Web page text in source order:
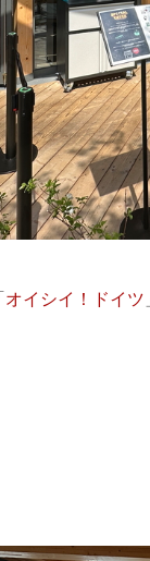
オイシイ！ドイツ